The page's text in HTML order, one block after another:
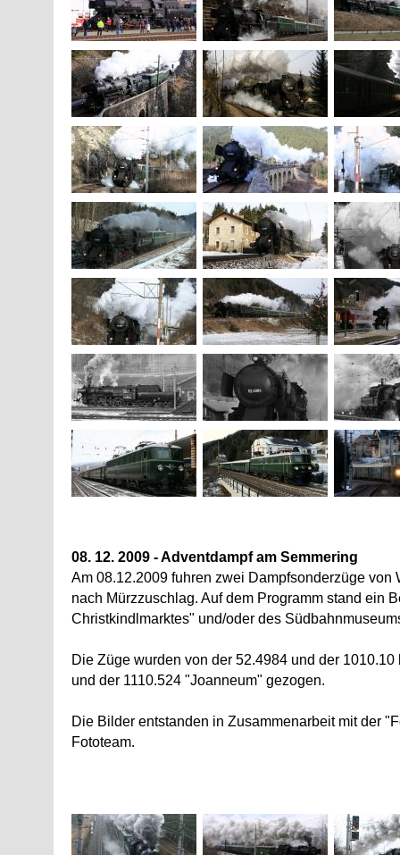
08. 12. 2009 - Adventdampf am Semmering
Am 08.12.2009 fuhren zwei Dampfsonderzüge von
nach Mürzzuschlag. Auf dem Programm stand ein
Christkindlmarktes" und/oder des
Die Züge wurden von der 52.4984 und der
und der 1110.524 "Joanneum" gezogen.
Die Bilder entstanden in Zusammenarbeit mit der
Fototeam.